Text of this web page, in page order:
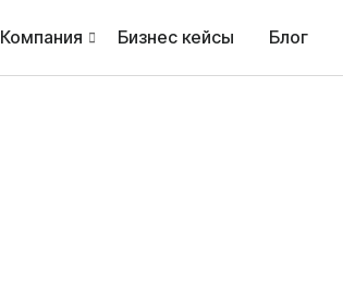
Компания Бизнес кейсы Блог